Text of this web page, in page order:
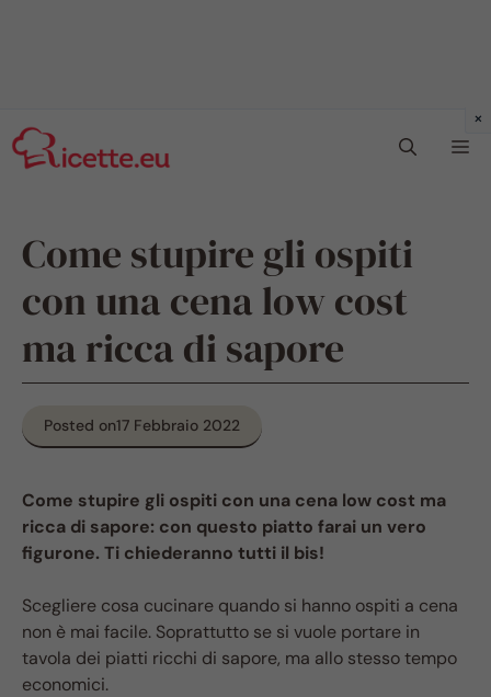
al
contenuto
Come stupire gli ospiti
con una cena low cost
ma ricca di sapore
Posted on17 Febbraio 2022
Come stupire gli ospiti con una cena low cost ma
ricca di sapore: con questo piatto farai un vero
figurone. Ti chiederanno tutti il bis!
Scegliere cosa cucinare quando si hanno ospiti a cena
non è mai facile. Soprattutto se si vuole portare in
tavola dei piatti ricchi di sapore, ma allo stesso tempo
economici.